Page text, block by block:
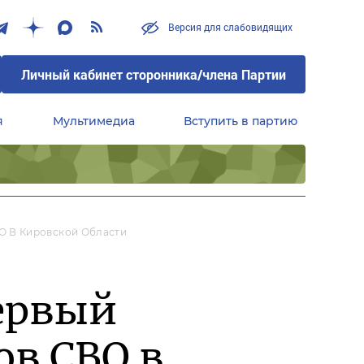
Версия для слабовидящих
Личный кабинет сторонника/члена Партии
Мультимедиа Вступить в партию
В Кировской Области